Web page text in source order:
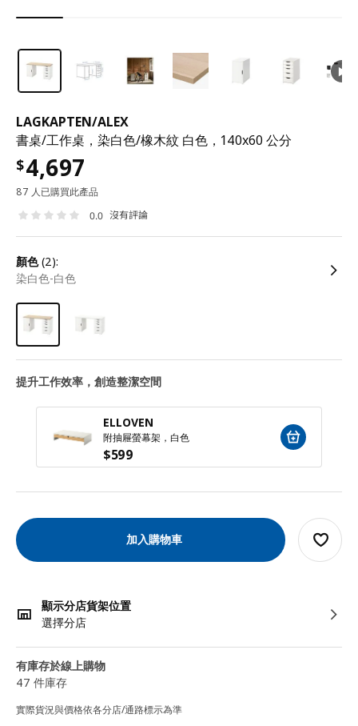
LAGKAPTEN/ALEX
書桌/工作桌，染白色/橡木紋 白色，140x60 公分
$4,697
87 人已購買此產品
0.0 沒有評論
顏色(2):
染白色-白色
提升工作效率，創造整潔空間
ELLOVEN
附抽屜螢幕架，白色
$599
加入購物車
顯示分店貨架位置
選擇分店
有庫存於線上購物
47 件庫存
實際貨況與價格依各分店/通路標示為準